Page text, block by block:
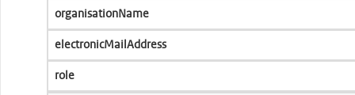
organisationName
electronicMailAddress
role